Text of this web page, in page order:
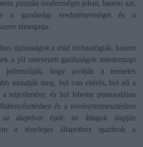
pusztán modernséget jelent, hanem azt,
a gazdasági eredményességet és a
támogatja.
újdonságok a zöld technológiák, hanem
a jól szervezett gazdaságok mindennapi
jellemzőjük, hogy javítják a termelés
mutatják meg, hol van eltérés, hol nő a
teljesítmény, és hol lehetne pontosabban
és a növénytermesztésben
az alapelvre épül: ne átlagok alapján
a tényleges állapothoz igazítsuk a